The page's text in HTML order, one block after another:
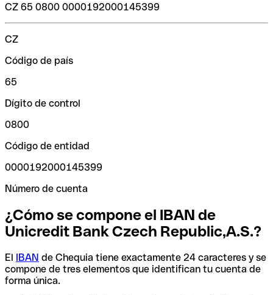
CZ 65 0800 0000192000145399
CZ
Código de país
65
Dígito de control
0800
Código de entidad
0000192000145399
Número de cuenta
¿Cómo se compone el IBAN de
Unicredit Bank Czech Republic,A.S.?
El IBAN de Chequia tiene exactamente 24 caracteres y se
compone de tres elementos que identifican tu cuenta de
forma única.